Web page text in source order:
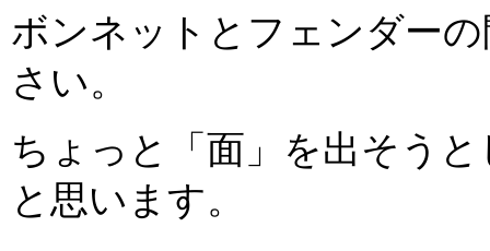
ボンネットとフェンダー
さい。
ちょっと「面」を出そう
と思います。